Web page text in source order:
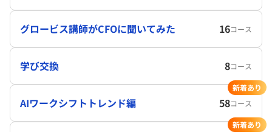
グロービス講師がCFOに聞いてみた 16コース
学び交換 8コース
AIワークシフトトレンド編 58コース
新着あり
新着あり